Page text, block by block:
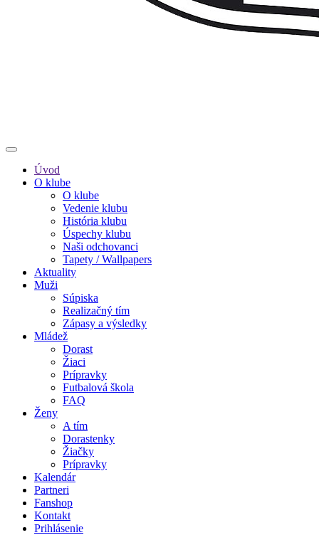
Úvod
O klube
O klube
Vedenie klubu
História klubu
Úspechy klubu
Naši odchovanci
Tapety / Wallpapers
Aktuality
Muži
Súpiska
Realizačný tím
Zápasy a výsledky
Mládež
Dorast
Žiaci
Prípravky
Futbalová škola
FAQ
Ženy
A tím
Dorastenky
Žiačky
Prípravky
Kalendár
Partneri
Fanshop
Kontakt
Prihlásenie